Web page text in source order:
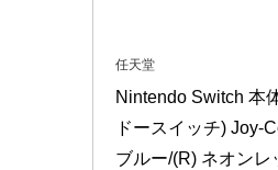
任天堂
Nintendo Switch 本
ドースイッチ) Joy-
ブルー/(R) ネオンレ